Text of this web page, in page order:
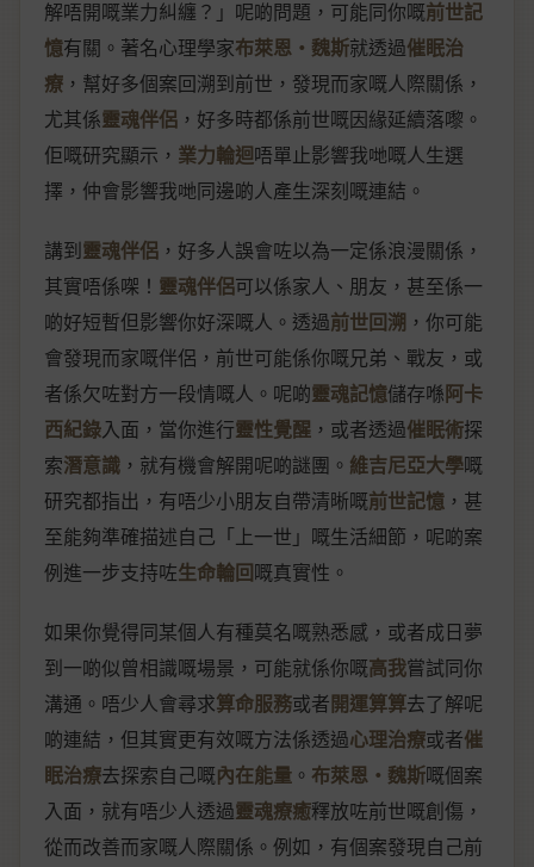
解唔開嘅業力糾纏？」呢啲問題，可能同你嘅前世記
憶有關。著名心理學家布萊恩‧魏斯就透過催眠治
療 ，幫好多個案回溯到前世，發現而家嘅人際關係，
尤其係靈魂伴侶 ，好多時都係前世嘅因緣延續落嚟。
佢嘅研究顯示， 業力輪迴唔單止影響我哋嘅人生選
擇，仲會影響我哋同邊啲人產生深刻嘅連結。
講到靈魂伴侶 ，好多人誤會咗以為一定係浪漫關係，
其實唔係㗎！ 靈魂伴侶可以係家人、朋友，甚至係一
啲好短暫但影響你好深嘅人。透過前世回溯 ，你可能
會發現而家嘅伴侶，前世可能係你嘅兄弟、戰友，或
者係欠咗對方一段情嘅人。呢啲靈魂記憶儲存喺阿卡
西紀錄入面，當你進行靈性覺醒 ，或者透過催眠術探
索潛意識 ，就有機會解開呢啲謎團。 維吉尼亞大學嘅
研究都指出，有唔少小朋友自帶清晰嘅前世記憶 ，甚
至能夠準確描述自己「上一世」嘅生活細節，呢啲案
例進一步支持咗生命輪回嘅真實性。
如果你覺得同某個人有種莫名嘅熟悉感，或者成日夢
到一啲似曾相識嘅場景，可能就係你嘅高我嘗試同你
溝通。唔少人會尋求算命服務或者開運算算去了解呢
啲連結，但其實更有效嘅方法係透過心理治療或者催
眠治療去探索自己嘅內在能量 。 布萊恩‧魏斯嘅個案
入面，就有唔少人透過靈魂療癒釋放咗前世嘅創傷，
從而改善而家嘅人際關係。例如，有個案發現自己前